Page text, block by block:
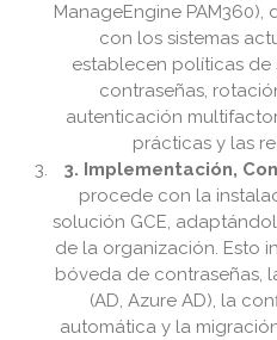
ManageEngine
con los sistemas
establecen políticas
contraseñas,
autenticación
prácticas y las
3. Implementación,
procede con la
solución GCE,
de la organización. Esto
bóveda de contraseñas,
(AD, Azure AD), la
automática y la